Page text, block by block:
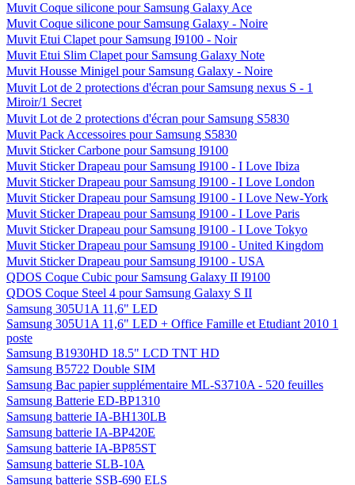
Muvit Coque silicone pour Samsung Galaxy Ace
Muvit Coque silicone pour Samsung Galaxy - Noire
Muvit Etui Clapet pour Samsung I9100 - Noir
Muvit Etui Slim Clapet pour Samsung Galaxy Note
Muvit Housse Minigel pour Samsung Galaxy - Noire
Muvit Lot de 2 protections d'écran pour Samsung nexus S - 1
Miroir/1 Secret
Muvit Lot de 2 protections d'écran pour Samsung S5830
Muvit Pack Accessoires pour Samsung S5830
Muvit Sticker Carbone pour Samsung I9100
Muvit Sticker Drapeau pour Samsung I9100 - I Love Ibiza
Muvit Sticker Drapeau pour Samsung I9100 - I Love London
Muvit Sticker Drapeau pour Samsung I9100 - I Love New-York
Muvit Sticker Drapeau pour Samsung I9100 - I Love Paris
Muvit Sticker Drapeau pour Samsung I9100 - I Love Tokyo
Muvit Sticker Drapeau pour Samsung I9100 - United Kingdom
Muvit Sticker Drapeau pour Samsung I9100 - USA
QDOS Coque Cubic pour Samsung Galaxy II I9100
QDOS Coque Steel 4 pour Samsung Galaxy S II
Samsung 305U1A 11,6" LED
Samsung 305U1A 11,6" LED + Office Famille et Etudiant 2010 1
poste
Samsung B1930HD 18.5" LCD TNT HD
Samsung B5722 Double SIM
Samsung Bac papier supplémentaire ML-S3710A - 520 feuilles
Samsung Batterie ED-BP1310
Samsung batterie IA-BH130LB
Samsung batterie IA-BP420E
Samsung batterie IA-BP85ST
Samsung batterie SLB-10A
Samsung batterie SSB-690 ELS